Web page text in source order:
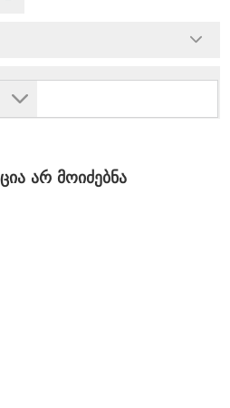
არ მოიძებნა